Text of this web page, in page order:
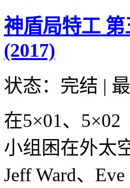
神盾局特工 第
(2017)
状态：完结 |
在5×01、5×02
小组困在外太
Jeff Ward、